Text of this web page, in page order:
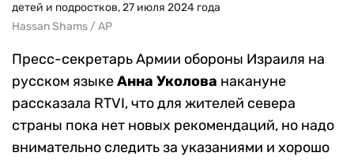
детей и подростков, 27 июля 2024 года
Hassan Shams / AP
Пресс-секретарь Армии обороны Израиля на
русском языкеАнна Уколова накануне
рассказала RTVI, что для жителей севера
страны пока нет новых рекомендаций, но надо
внимательно следить за указаниями и хорошо